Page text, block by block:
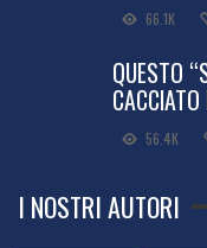
66.1K
QUESTO
56.4K
I NOSTRI AUTORI